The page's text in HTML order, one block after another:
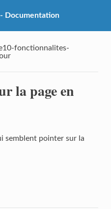
Documentation
fonctionnalites-
la page en
semblent pointer sur la